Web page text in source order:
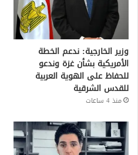
وزير الخارجية: ندعم الخطة
الأمريكية بشأن غزة وندعو
للحفاظ على الهوية العربية
للقدس الشرقية
منذ 4 ساعات